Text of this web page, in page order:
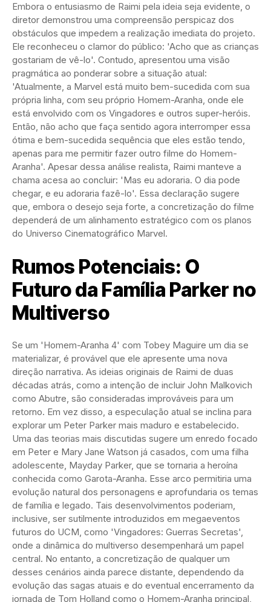
Embora o entusiasmo de Raimi pela ideia seja evidente, o
diretor demonstrou uma compreensão perspicaz dos
obstáculos que impedem a realização imediata do projeto.
Ele reconheceu o clamor do público: 'Acho que as crianças
gostariam de vê-lo'. Contudo, apresentou uma visão
pragmática ao ponderar sobre a situação atual:
'Atualmente, a Marvel está muito bem-sucedida com sua
própria linha, com seu próprio Homem-Aranha, onde ele
está envolvido com os Vingadores e outros super-heróis.
Então, não acho que faça sentido agora interromper essa
ótima e bem-sucedida sequência que eles estão tendo,
apenas para me permitir fazer outro filme do Homem-
Aranha'. Apesar dessa análise realista, Raimi manteve a
chama acesa ao concluir: 'Mas eu adoraria. O dia pode
chegar, e eu adoraria fazê-lo'. Essa declaração sugere
que, embora o desejo seja forte, a concretização do filme
dependerá de um alinhamento estratégico com os planos
do Universo Cinematográfico Marvel.
Rumos Potenciais: O
Futuro da Família Parker no
Multiverso
Se um 'Homem-Aranha 4' com Tobey Maguire um dia se
materializar, é provável que ele apresente uma nova
direção narrativa. As ideias originais de Raimi de duas
décadas atrás, como a intenção de incluir John Malkovich
como Abutre, são consideradas improváveis para um
retorno. Em vez disso, a especulação atual se inclina para
explorar um Peter Parker mais maduro e estabelecido.
Uma das teorias mais discutidas sugere um enredo focado
em Peter e Mary Jane Watson já casados, com uma filha
adolescente, Mayday Parker, que se tornaria a heroína
conhecida como Garota-Aranha. Esse arco permitiria uma
evolução natural dos personagens e aprofundaria os temas
de família e legado. Tais desenvolvimentos poderiam,
inclusive, ser sutilmente introduzidos em megaeventos
futuros do UCM, como 'Vingadores: Guerras Secretas',
onde a dinâmica do multiverso desempenhará um papel
central. No entanto, a concretização de qualquer um
desses cenários ainda parece distante, dependendo da
evolução das sagas atuais e do eventual encerramento da
jornada de Tom Holland como o Homem-Aranha principal,